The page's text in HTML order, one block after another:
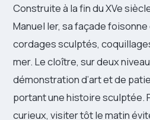
Construite à la fin du XVe
Manuel Ier, sa façade foisonne
cordages sculptés,
mer. Le cloître, sur deux
démonstration d’art et de
portant une histoire sculptée.
curieux, visiter tôt le matin